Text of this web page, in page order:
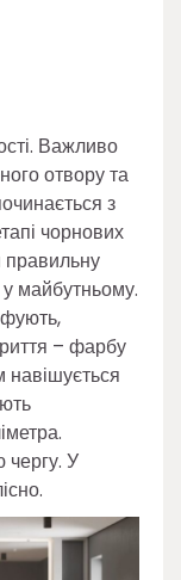
Важливо
отвору та
з
чорнових
правильну
майбутньому.
– фарбу
навішується
чергу. У